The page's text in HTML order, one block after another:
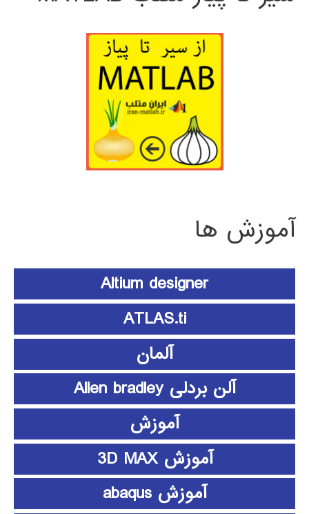
آموزش ها
Altium designer
ATLAS.ti
آلمان
آلن بردلی Allen bradley
آموزش
آموزش 3D MAX
آموزش abaqus